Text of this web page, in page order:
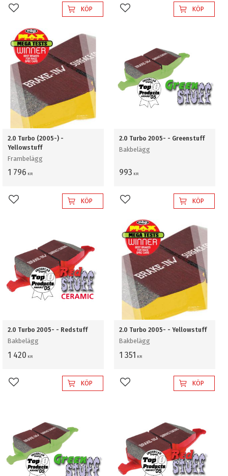
Lägg till i favoriterKÖP Lägg till i favoriterKÖP
2.0 Turbo (2005-) -
Yellowstuff
Frambelägg
1 796 KR
Lägg till i favoriterKÖP
2.0 Turbo 2005- - Greenstuff
Bakbelägg
993 KR
Lägg till i favoriterKÖP
2.0 Turbo 2005- - Redstuff
Bakbelägg
1 420 KR
Lägg till i favoriterKÖP
2.0 Turbo 2005- - Yellowstuff
Bakbelägg
1 351 KR
Lägg till i favoriterKÖP